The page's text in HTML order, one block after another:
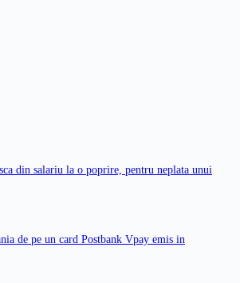
din salariu la o poprire, pentru neplata unui
de pe un card Postbank Vpay emis in